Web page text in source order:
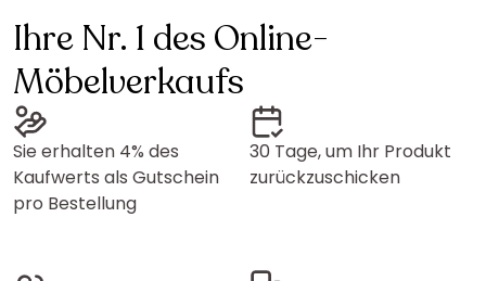
Ihre Nr. 1 des Online-
Möbelverkaufs
Sie erhalten 4% des
Kaufwerts als Gutschein
pro Bestellung
30 Tage, um Ihr Produkt
zurückzuschicken